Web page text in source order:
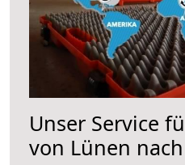
Unser Service
von Lünen